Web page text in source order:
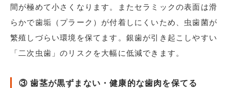
間が極めて小さくなります。またセラミックの表面は滑
らかで歯垢（プラーク）が付着しにくいため、虫歯菌が
繁殖しづらい環境を保てます。銀歯が引き起こしやすい
「二次虫歯」のリスクを大幅に低減できます。
③ 歯茎が黒ずまない・健康的な歯肉を保てる